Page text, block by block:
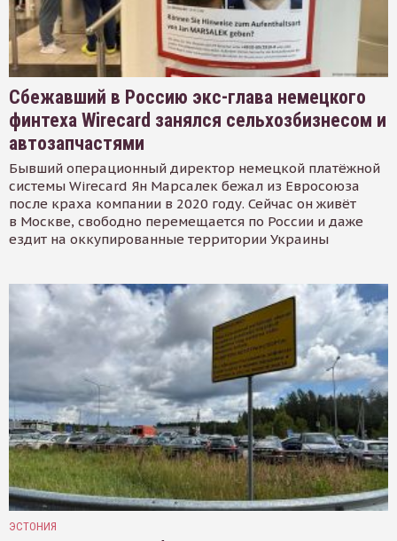
Сбежавший в Россию экс-глава немецкого
финтеха Wirecard занялся сельхозбизнесом и
автозапчастями
Бывший операционный директор немецкой платёжной
системы Wirecard Ян Марсалек бежал из Евросоюза
после краха компании в 2020 году. Сейчас он живёт
в Москве, свободно перемещается по России и даже
ездит на оккупированные территории Украины
ЭСТОНИЯ